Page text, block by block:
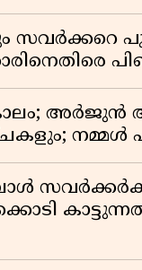
സവർക്കറെ
അർജുൻ